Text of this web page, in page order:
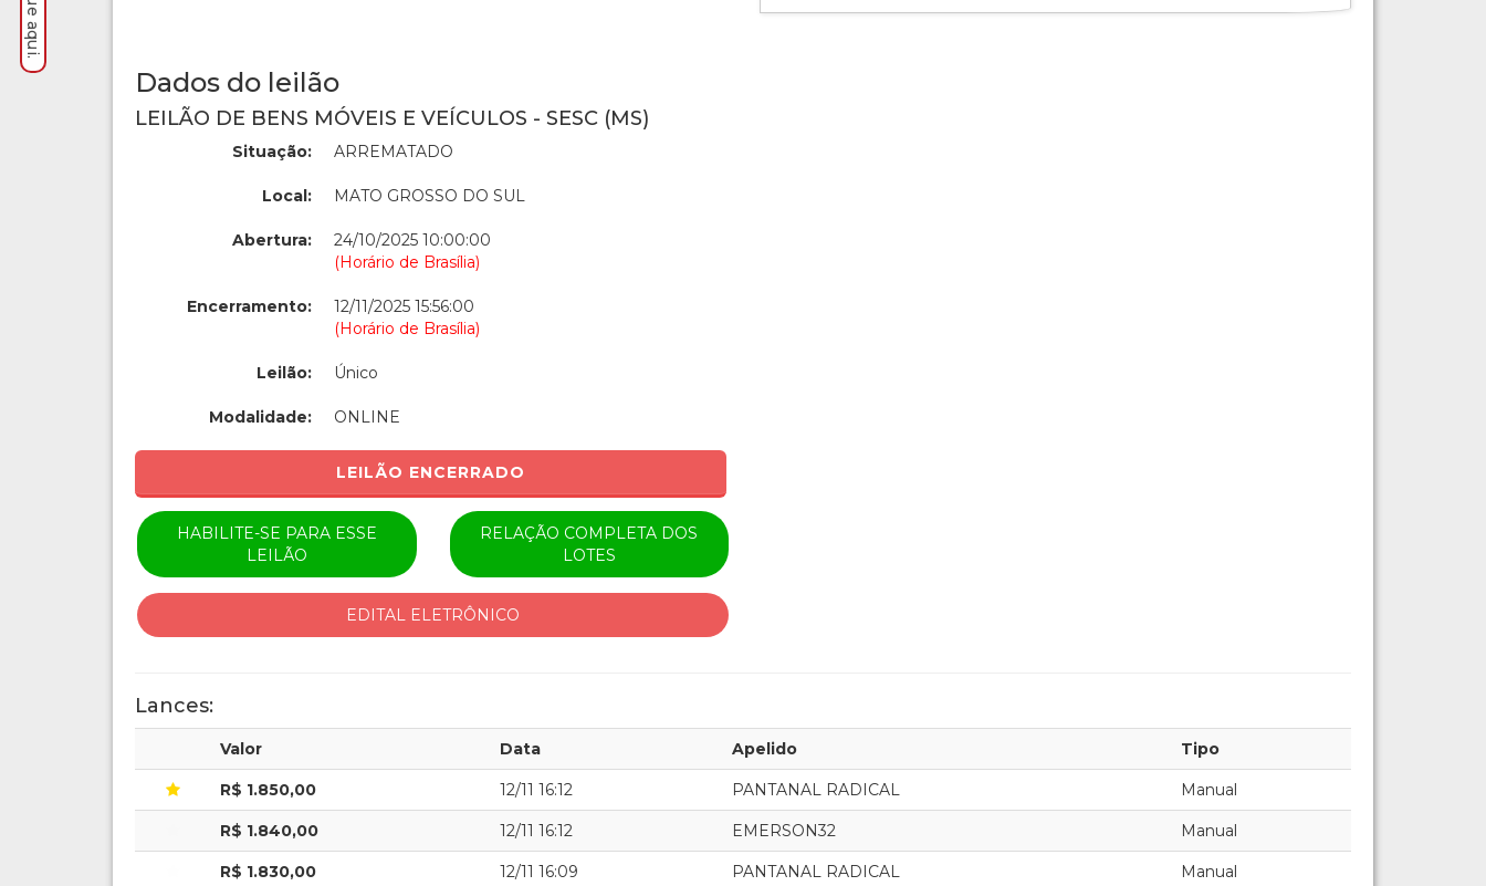
Dados do leilão
LEILÃO DE BENS MÓVEIS E VEÍCULOS - SESC (MS)
Situação: ARREMATADO
Local: MATO GROSSO DO SUL
Abertura:
24/10/2025 10:00:00
(Horário de Brasília)
Encerramento:
12/11/2025 15:56:00
(Horário de Brasília)
Leilão: Único
Modalidade: ONLINE
LEILÃO ENCERRADO
HABILITE-SE PARA ESSE
LEILÃO
RELAÇÃO COMPLETA DOS
LOTES
EDITAL ELETRÔNICO
Lances:
Valor Data Apelido Tipo
R$ 1.850,00 12/11 16:12 PANTANAL RADICAL Manual
R$ 1.840,00 12/11 16:12 EMERSON32 Manual
R$ 1.830,00 12/11 16:09 PANTANAL RADICAL Manual